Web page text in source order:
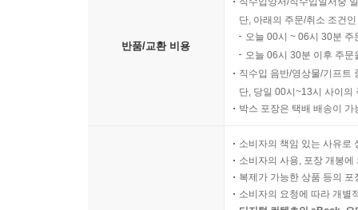
반품/교환 비용
단, 아래의 주문/취소 조건
오늘 00시 ~ 06시 30분
오늘 06시 30분 이후 주
직수입 음반/영상물/기프트
단, 당일 00시~13시 사이의
박스 포장은 택배 배송이
소비자의 책임 있는 사유로
소비자의 사용, 포장 개봉
복제가 가능한 상품 등의
소비자의 요청에 따라 개별